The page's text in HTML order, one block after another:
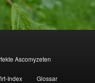
Ascomyzeten
Index Glossar